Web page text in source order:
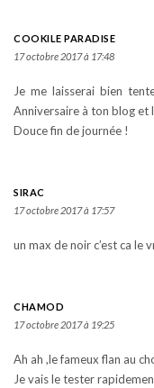
COOKILE PARADISE
17 octobre 2017 à 17:48
Je me laisserai bien
Anniversaire à ton blog et
Douce fin de journée !
SIRAC
17 octobre 2017 à 17:57
un max de noir c’est ca le
CHAMOD
17 octobre 2017 à 19:25
Ah ah ,le fameux flan au
Je vais le tester